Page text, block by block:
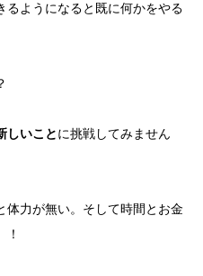
ようになると既に何かをやる
しいことに挑戦してみません
体力が無い。そして時間とお金